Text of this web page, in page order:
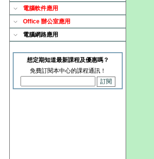
電腦軟件應用
Office 辦公室應用
電腦網路應用
想定期知道最新課程及優惠嗎？
免費訂閱本中心的課程通訊！